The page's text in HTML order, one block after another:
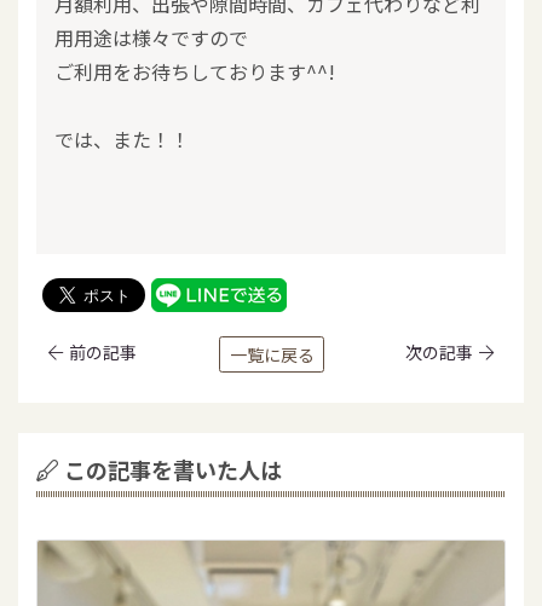
用用途は様々ですので
ご利用をお待ちしております^^!
では、また！！
前の記事 一覧に戻る 次の記事
この記事を書いた人は